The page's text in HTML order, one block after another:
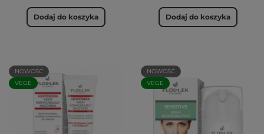
Dodaj do koszyka Dodaj do koszyka
NOWOŚĆ
VEGE
NOWOŚĆ
VEGE